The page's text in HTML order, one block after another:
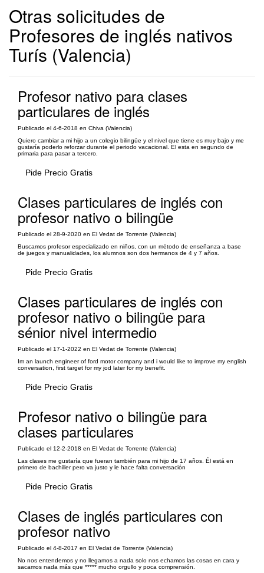
Otras solicitudes de
Profesores de inglés nativos
Turís (Valencia)
Profesor nativo para clases
particulares de inglés
Publicado el 4-6-2018 en Chiva (Valencia)
Quiero cambiar a mi hijo a un colegio bilingüe y el nivel que tiene es muy bajo y me
gustaría poderlo reforzar durante el periodo vacacional. El esta en segundo de
primaria para pasar a tercero.
Pide Precio Gratis
Clases particulares de inglés con
profesor nativo o bilingüe
Publicado el 28-9-2020 en El Vedat de Torrente (Valencia)
Buscamos profesor especializado en niños, con un método de enseñanza a base
de juegos y manualidades, los alumnos son dos hermanos de 4 y 7 años.
Pide Precio Gratis
Clases particulares de inglés con
profesor nativo o bilingüe para
sénior nivel intermedio
Publicado el 17-1-2022 en El Vedat de Torrente (Valencia)
Im an launch engineer of ford motor company and i would like to improve my english
conversation, first target for my jod later for my benefit.
Pide Precio Gratis
Profesor nativo o bilingüe para
clases particulares
Publicado el 12-2-2018 en El Vedat de Torrente (Valencia)
Las clases me gustaría que fueran también para mi hijo de 17 años. Él está en
primero de bachiller pero va justo y le hace falta conversación
Pide Precio Gratis
Clases de inglés particulares con
profesor nativo
Publicado el 4-8-2017 en El Vedat de Torrente (Valencia)
No nos entendemos y no llegamos a nada solo nos echamos las cosas en cara y
sacamos nada más que ***** mucho orgullo y poca comprensión.